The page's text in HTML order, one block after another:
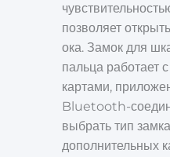
позволяет
ока. Замок для
пальца работает
картами,
Bluetooth-
выбрать тип
дополнительных